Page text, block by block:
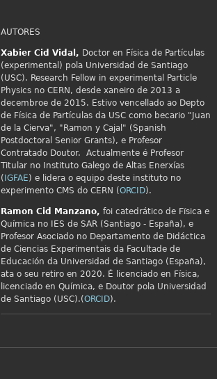
AUTORES
Xabier Cid Vidal, Doctor en Física de Partículas
(experimental) pola Universidad de Santiago
(USC). Research Fellow in experimental Particle
Physics noCERN, desde xaneiro de 2013 a
decembroe de 2015. Estivo vencellado ao Depto
de Física de Partículas da USC como becario "Juan
de la Cierva", "Ramon y Cajal" (Spanish
Postdoctoral Senior Grants), e Profesor
Contratado Doutor. Actualmente é Profesor
Titular no Instituto Galego de Altas Enerxías
( IGFAE) e lidera o equipo deste instituto no
experimento CMS do CERN (ORCID).
Ramon Cid Manzano, foi catedrático de Fïsica e
Química no IES de SAR (Santiago - España), e
Profesor Asociado no Departamento de Didáctica
de Ciencias Experimentais da Facultade de
Educación da Universidad de Santiago (España),
ata o seu retiro en 2020. É licenciado en Física,
licenciado en Química, e Doutor pola Universidad
de Santiago (USC).(ORCID).